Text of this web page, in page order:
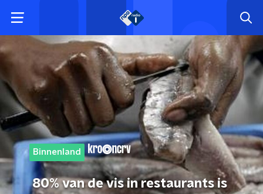
Binnenland
80% van de vis in restaurants is